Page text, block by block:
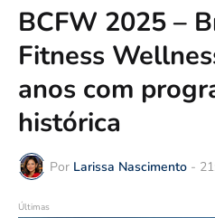
BCFW 2025 –
Fitness
anos com
histórica
Por Larissa Nascimento -
Últimas